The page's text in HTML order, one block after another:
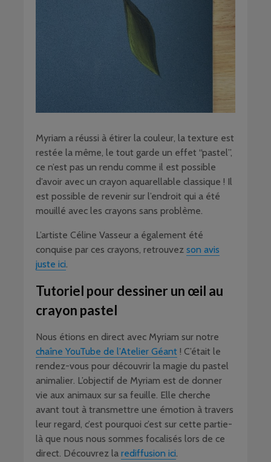
Myriam a réussi à étirer la couleur, la texture est
restée la même, le tout garde un effet “pastel”,
ce n’est pas un rendu comme il est possible
d’avoir avec un crayon aquarellable classique ! Il
est possible de revenir sur l’endroit qui a été
mouillé avec les crayons sans problème.
L’artiste Céline Vasseur a également été
conquise par ces crayons, retrouvez son avis
juste ici.
Tutoriel pour dessiner un œil au
crayon pastel
Nous étions en direct avec Myriam sur notre
chaîne YouTube de l’Atelier Géant ! C’était le
rendez-vous pour découvrir la magie du pastel
animalier. L’objectif de Myriam est de donner
vie aux animaux sur sa feuille. Elle cherche
avant tout à transmettre une émotion à travers
leur regard, c’est pourquoi c’est sur cette partie-
là que nous nous sommes focalisés lors de ce
direct. Découvrez la rediffusion ici.